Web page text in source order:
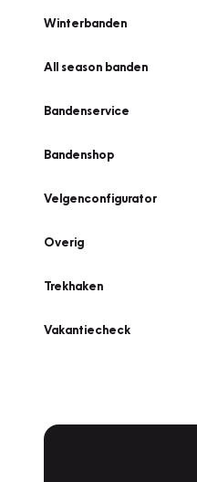
Winterbanden
All season banden
Bandenservice
Bandenshop
Velgenconfigurator
Overig
Trekhaken
Vakantiecheck